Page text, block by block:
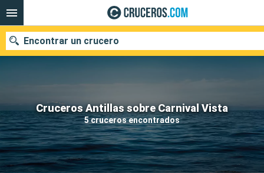
Cruceros Antillas sobre Carnival Vista
5 cruceros encontrados
Encontrar un crucero
Nuestros destinos
Fecha de salida
Puertos Compañías